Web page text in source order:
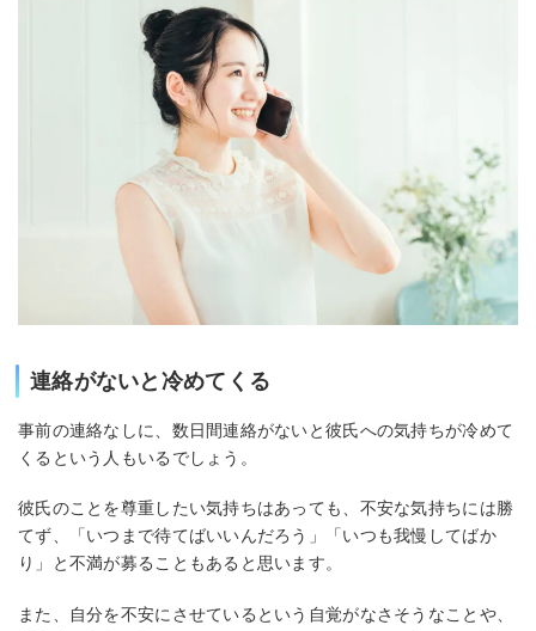
連絡がないと冷めてくる
事前の連絡なしに、数日間連絡がないと彼氏への気持ちが冷めて
くるという人もいるでしょう。
彼氏のことを尊重したい気持ちはあっても、不安な気持ちには勝
てず、「いつまで待てばいいんだろう」「いつも我慢してばか
り」と不満が募ることもあると思います。
また、自分を不安にさせているという自覚がなさそうなことや、